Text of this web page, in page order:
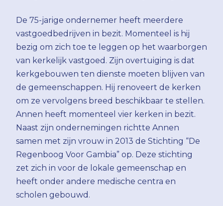
De 75-jarige ondernemer heeft meerdere
vastgoedbedrijven in bezit. Momenteel is hij
bezig om zich toe te leggen op het waarborgen
van kerkelijk vastgoed. Zijn overtuiging is dat
kerkgebouwen ten dienste moeten blijven van
de gemeenschappen. Hij renoveert de kerken
om ze vervolgens breed beschikbaar te stellen.
Annen heeft momenteel vier kerken in bezit.
Naast zijn ondernemingen richtte Annen
samen met zijn vrouw in 2013 de Stichting “De
Regenboog Voor Gambia” op. Deze stichting
zet zich in voor de lokale gemeenschap en
heeft onder andere medische centra en
scholen gebouwd.